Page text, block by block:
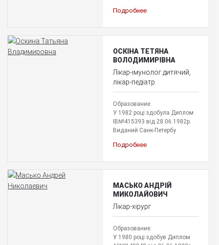
Подробнее
ОСКІНА ТЕТЯНА
ВОЛОДИМИРІВНА
Лікар-імунолог дитячий,
лікар-педіатр
Образование:
У 1982 році здобула Диплом
ІВ№415393 від 28.06.1982р.
Виданий Санк-Петербу
Подробнее
МАСЬКО АНДРІЙ
МИКОЛАЙОВИЧ
Лікар-хірург
Образование:
У 1980 році здобув Диплом